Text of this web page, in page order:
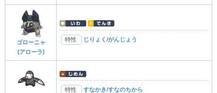
ゴローニャ
(アローラ)
特性 じりょく /がんじょう
特性 すなかき/すなのちから